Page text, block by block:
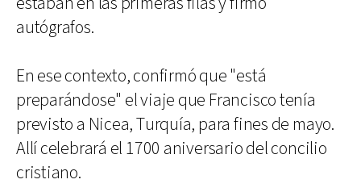
autógrafos.
En ese contexto, confirmó que "está
preparándose" el viaje que Francisco tenía
previsto a Nicea, Turquía, para fines de mayo.
Allí celebrará el 1700 aniversario del concilio
cristiano.